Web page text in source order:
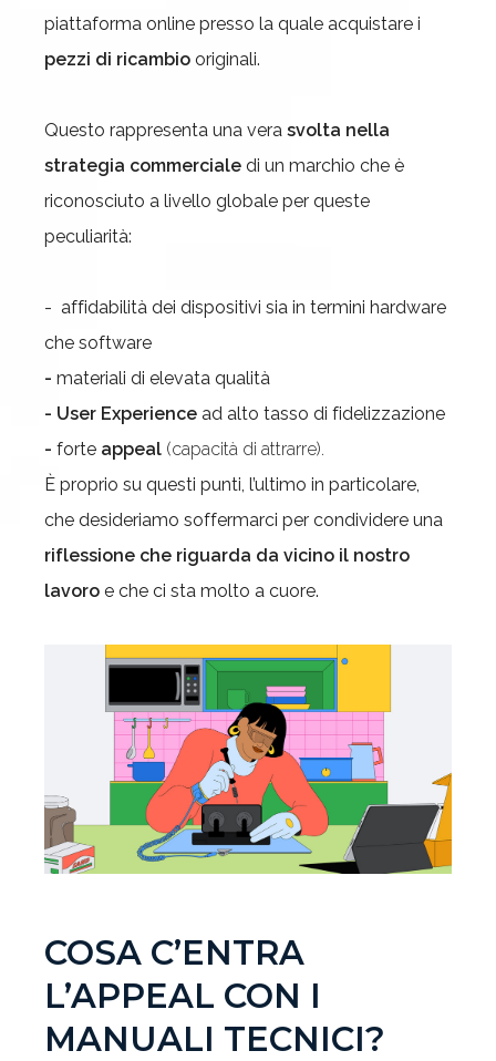
piattaforma online presso la quale acquistare i
pezzi di ricambio originali.
Questo rappresenta una vera svolta nella
strategia commerciale di un marchio che è
riconosciuto a livello globale per queste
peculiarità:
- affidabilità dei dispositivi sia in termini hardware
che software
- materiali di elevata qualità
- User Experience ad alto tasso di fidelizzazione
- forte appeal (capacità di attrarre).
È proprio su questi punti, l’ultimo in particolare,
che desideriamo soffermarci per condividere una
riflessione che riguarda da vicino il nostro
lavoro e che ci sta molto a cuore.
COSA C’ENTRA
L’APPEAL CON I
MANUALI TECNICI?